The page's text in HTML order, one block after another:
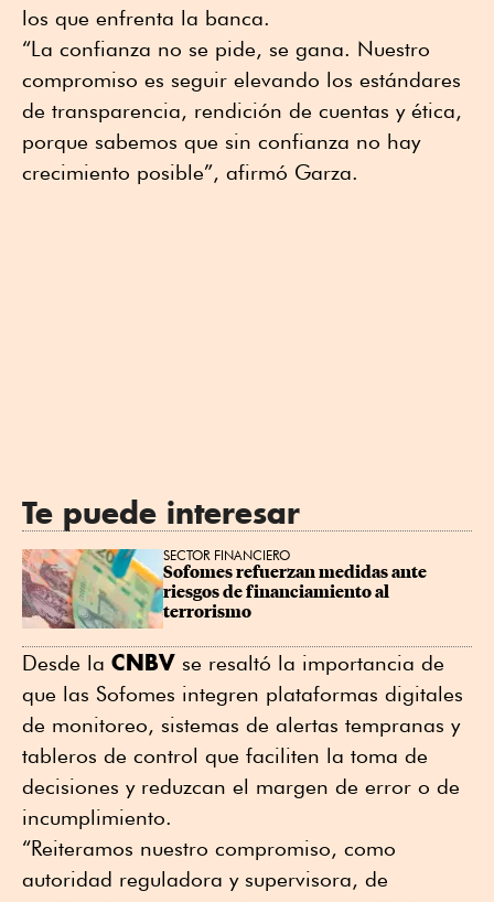
los que enfrenta la banca.
“La confianza no se pide, se gana. Nuestro
compromiso es seguir elevando los estándares
de transparencia, rendición de cuentas y ética,
porque sabemos que sin confianza no hay
crecimiento posible”, afirmó Garza.
Te puede interesar
SECTOR FINANCIERO
Sofomes refuerzan medidas ante
riesgos de financiamiento al
terrorismo
Desde la CNBV se resaltó la importancia de
que las Sofomes integren plataformas digitales
de monitoreo, sistemas de alertas tempranas y
tableros de control que faciliten la toma de
decisiones y reduzcan el margen de error o de
incumplimiento.
“Reiteramos nuestro compromiso, como
autoridad reguladora y supervisora, de